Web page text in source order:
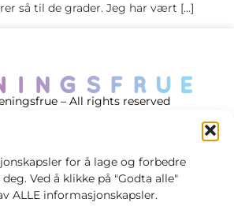
for å lage og forbedre
Ved å klikke på "Godta alle"
ALLE informasjonskapsler.
så til de grader. Jeg har vært […]
– All rights reserved
Cookie policy